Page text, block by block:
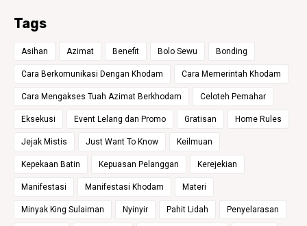
Tags
Asihan Azimat Benefit Bolo Sewu Bonding
Cara Berkomunikasi Dengan Khodam Cara Memerintah Khodam
Cara Mengakses Tuah Azimat Berkhodam Celoteh Pemahar
Eksekusi Event Lelang dan Promo Gratisan Home Rules
Jejak Mistis Just Want To Know Keilmuan
Kepekaan Batin Kepuasan Pelanggan Kerejekian
Manifestasi Manifestasi Khodam Materi
Minyak King Sulaiman Nyinyir Pahit Lidah Penyelarasan